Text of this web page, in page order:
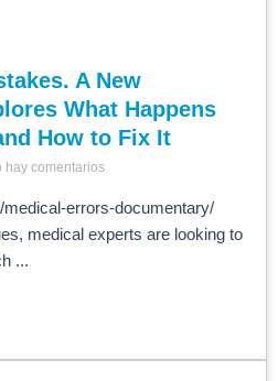
A New
What Happens
How to Fix It
hay comentarios
errors-documentary/
medical experts are looking to
...